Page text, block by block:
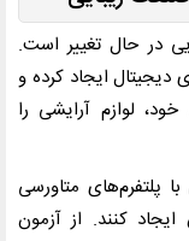
در حال تغییر است.
دیجیتال ایجاد کرده و
لوازم آرایشی را
پلتفرم‌های متاورسی
ایجاد کنند. از آزمون